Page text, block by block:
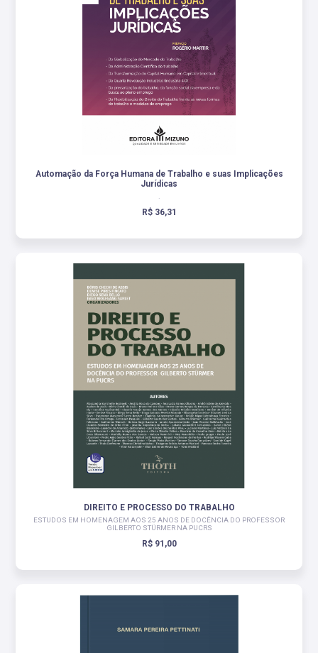
Automação da Força Humana de Trabalho e suas Implicações
Jurídicas
R$ 36,31
DIREITO E PROCESSO DO TRABALHO
ESTUDOS EM HOMENAGEM AOS 25 ANOS DE DOCÊNCIA DO PROFESSOR
GILBERTO STÜRMER NA PUCRS
R$ 91,00